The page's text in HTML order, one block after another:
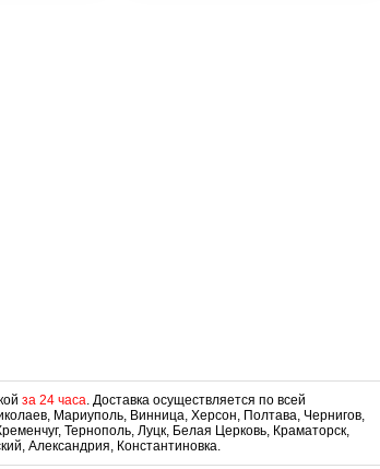
за 24 часа. Доставка осуществляется по всей
Мариуполь, Винница, Херсон, Полтава, Чернигов,
Тернополь, Луцк, Белая Церковь, Краматорск,
Александрия, Константиновка.